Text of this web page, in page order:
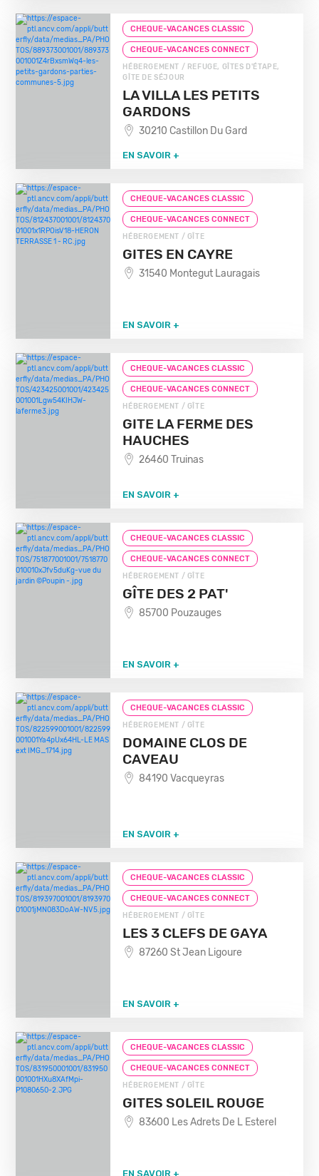
CHEQUE-VACANCES CLASSIC
CHEQUE-VACANCES CONNECT
HÉBERGEMENT / REFUGE, GÎTES D'ÉTAPE,
GÎTE DE SÉJOUR
LA VILLA LES PETITS
GARDONS
30210 Castillon Du Gard
EN SAVOIR +
CHEQUE-VACANCES CLASSIC
CHEQUE-VACANCES CONNECT
HÉBERGEMENT / GÎTE
GITES EN CAYRE
31540 Montegut Lauragais
EN SAVOIR +
CHEQUE-VACANCES CLASSIC
CHEQUE-VACANCES CONNECT
HÉBERGEMENT / GÎTE
GITE LA FERME DES
HAUCHES
26460 Truinas
EN SAVOIR +
CHEQUE-VACANCES CLASSIC
CHEQUE-VACANCES CONNECT
HÉBERGEMENT / GÎTE
GÎTE DES 2 PAT'
85700 Pouzauges
EN SAVOIR +
CHEQUE-VACANCES CLASSIC
HÉBERGEMENT / GÎTE
DOMAINE CLOS DE
CAVEAU
84190 Vacqueyras
EN SAVOIR +
CHEQUE-VACANCES CLASSIC
CHEQUE-VACANCES CONNECT
HÉBERGEMENT / GÎTE
LES 3 CLEFS DE GAYA
87260 St Jean Ligoure
EN SAVOIR +
CHEQUE-VACANCES CLASSIC
CHEQUE-VACANCES CONNECT
HÉBERGEMENT / GÎTE
GITES SOLEIL ROUGE
83600 Les Adrets De L Esterel
EN SAVOIR +